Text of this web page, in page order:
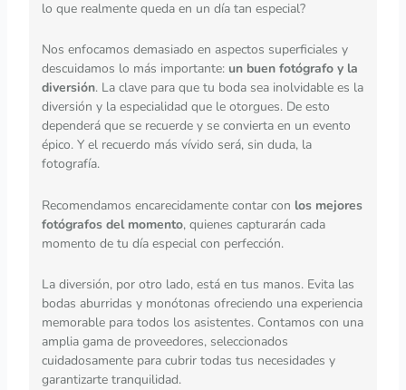
lo que realmente queda en un día tan especial?
Nos enfocamos demasiado en aspectos superficiales y
descuidamos lo más importante: un buen fotógrafo y la
diversión. La clave para que tu boda sea inolvidable es la
diversión y la especialidad que le otorgues. De esto
dependerá que se recuerde y se convierta en un evento
épico. Y el recuerdo más vívido será, sin duda, la
fotografía.
Recomendamos encarecidamente contar con los mejores
fotógrafos del momento, quienes capturarán cada
momento de tu día especial con perfección.
La diversión, por otro lado, está en tus manos. Evita las
bodas aburridas y monótonas ofreciendo una experiencia
memorable para todos los asistentes. Contamos con una
amplia gama de proveedores, seleccionados
cuidadosamente para cubrir todas tus necesidades y
garantizarte tranquilidad.